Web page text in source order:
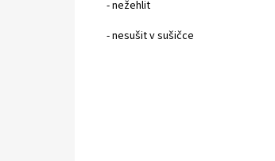
- nežehlit
- nesušit v sušičce